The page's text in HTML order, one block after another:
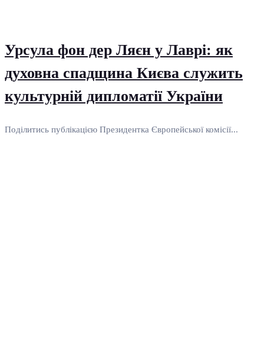
Урсула фон дер Ляєн у Лаврі: як
духовна спадщина Києва служить
культурній дипломатії України
Поділитись публікацією Президентка Європейської комісії...